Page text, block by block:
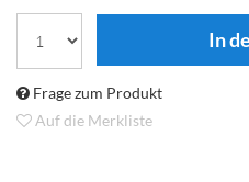
Frage zum Produkt
Auf die Merkliste